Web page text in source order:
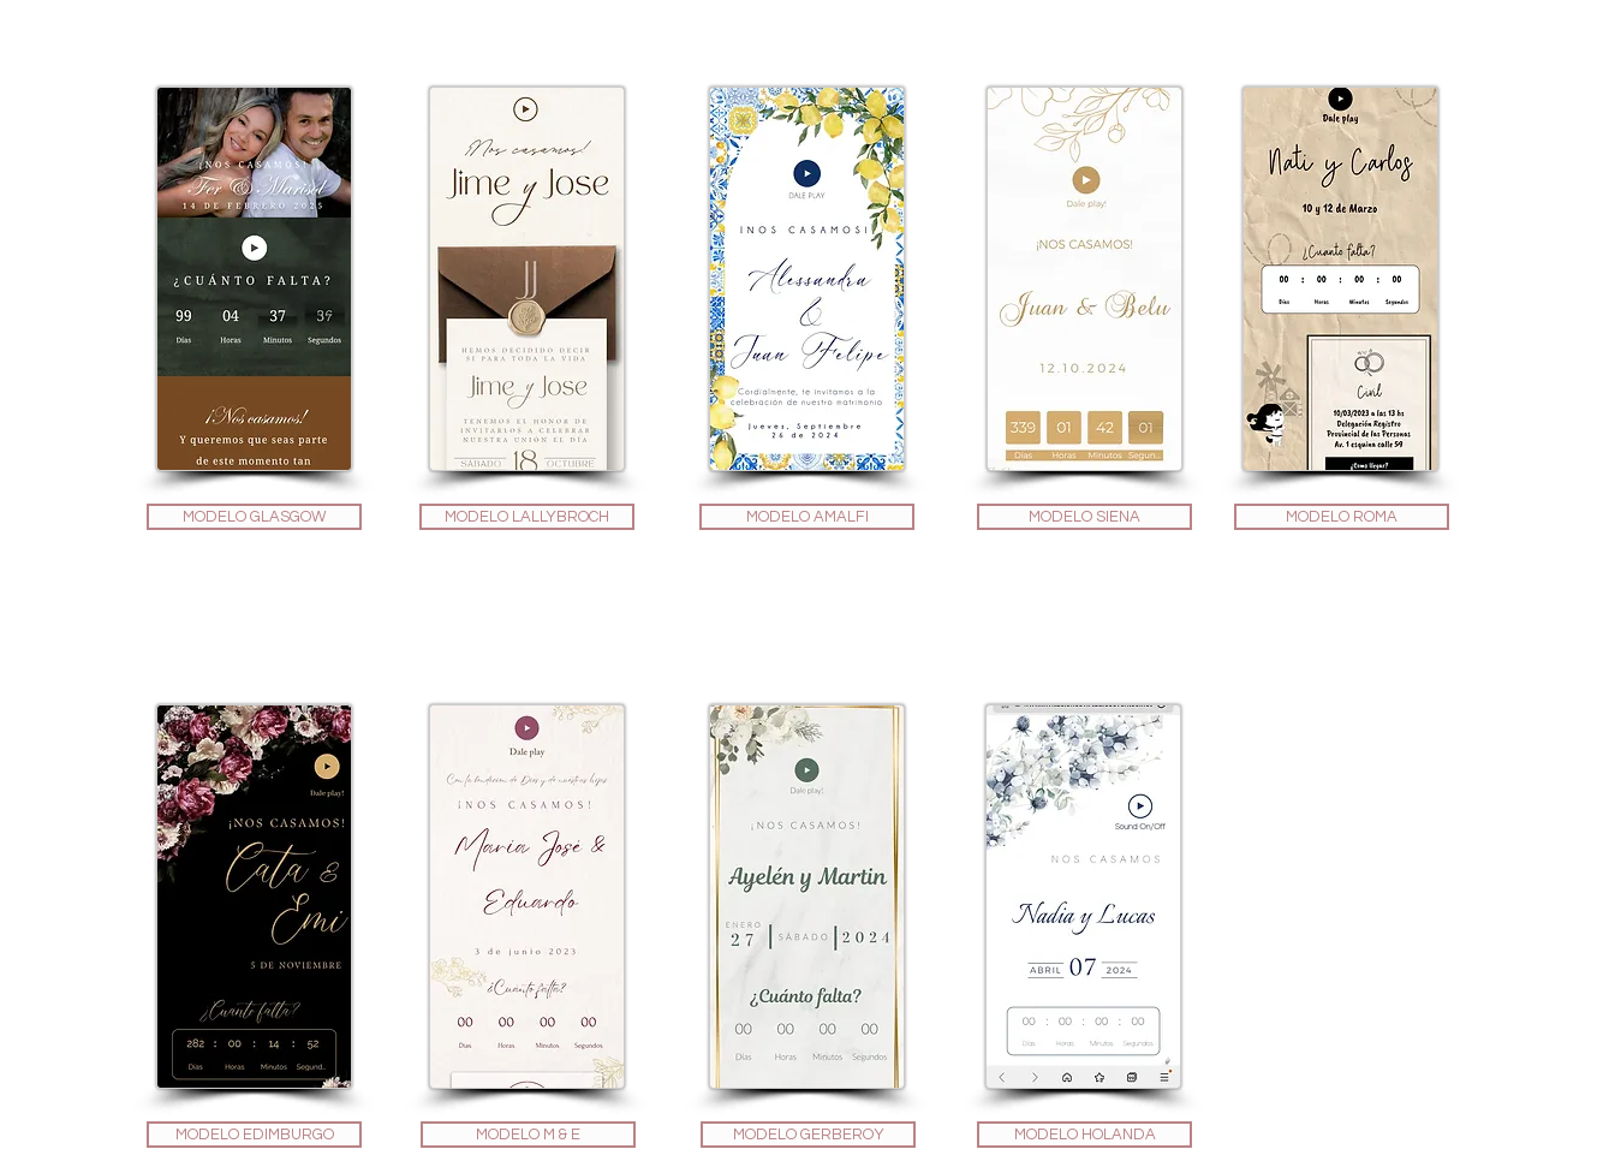
MODELO GLASGOW MODELO LALLYBROCH MODELO AMALFI MODELO SIENA MODELO ROMA
MODELO EDIMBURGO MODELO M & E MODELO GERBEROY MODELO HOLANDA